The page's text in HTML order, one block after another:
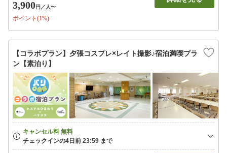
3,900円 ／人〜
ポイント(1%)
【コラボプラン】夕張コスプレ×レイト撮影♪宿泊満喫プラ
ン【素泊り】